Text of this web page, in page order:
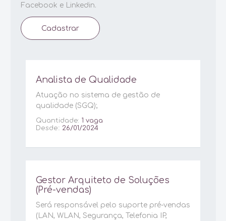
Facebook e Linkedin.
Cadastrar
Analista de Qualidade
Atuação no sistema de gestão de
qualidade (SGQ);
Quantidade: 1 vaga
Desde:: 26/01/2024
Gestor Arquiteto de Soluções
(Pré-vendas)
Será responsável pelo suporte pré-vendas
(LAN, WLAN, Segurança, Telefonia IP,